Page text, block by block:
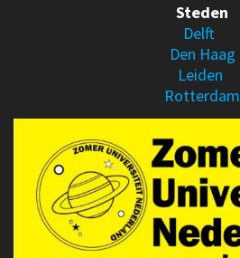
Steden
Delft
Den Haag
Leiden
Rotterdam